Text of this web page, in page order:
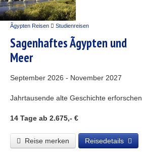
Ãgypten Reisen Studienreisen
Sagenhaftes Ãgypten und
Meer
September 2026 - November 2027
Jahrtausende alte Geschichte erforschen
14 Tage ab 2.675,- €
Reise merken Reisedetails